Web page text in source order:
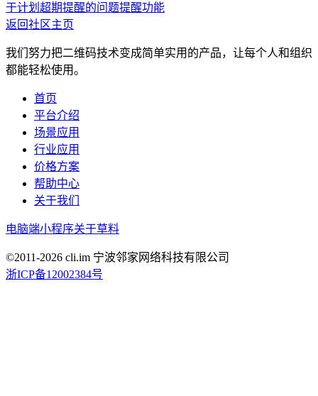
于计划超期提醒的问题提醒功能
返回社区主页
我们努力把二维码技术变成简单实用的产品，让每个人和组织
都能轻松使用。
首页
平台介绍
场景应用
行业应用
价格方案
帮助中心
关于我们
电脑端小程序关于草料
©2011-2026 cli.im 宁波邻家网络科技有限公司
浙ICP备12002384号